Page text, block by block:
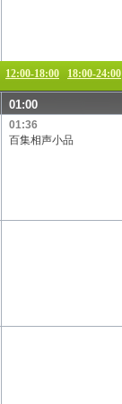
12:00-18:00 18:00-24:00
01:00
01:36
百集相声小品